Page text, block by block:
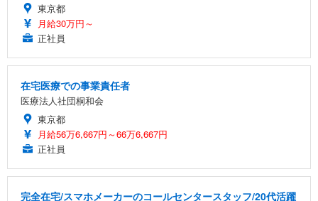
東京都
月給30万円～
正社員
在宅医療での事業責任者
医療法人社団桐和会
東京都
月給56万6,667円～66万6,667円
正社員
完全在宅/スマホメーカーのコールセンタースタッフ/20代活躍